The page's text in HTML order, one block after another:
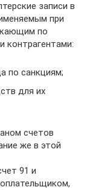
записи в
при
по
контрагентами:
по санкциям;
для их
счетов
же в этой
91 и